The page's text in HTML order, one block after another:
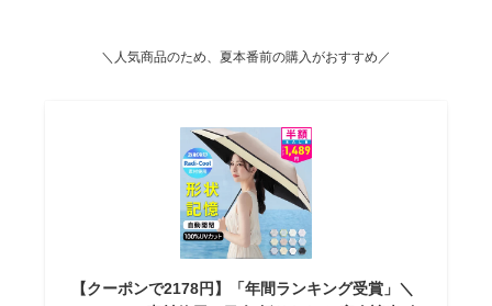
＼人気商品のため、夏本番前の購入がおすすめ／
【クーポンで2178円】「年間ランキング受賞」＼